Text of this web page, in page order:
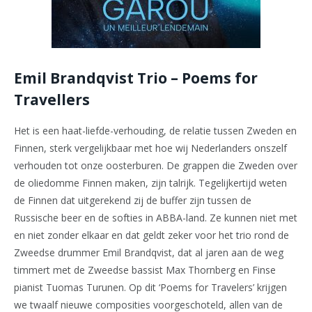
Emil Brandqvist Trio – Poems for
Travellers
Het is een haat-liefde-verhouding, de relatie tussen Zweden en
Finnen, sterk vergelijkbaar met hoe wij Nederlanders onszelf
verhouden tot onze oosterburen. De grappen die Zweden over
de oliedomme Finnen maken, zijn talrijk. Tegelijkertijd weten
de Finnen dat uitgerekend zij de buffer zijn tussen de
Russische beer en de softies in ABBA-land. Ze kunnen niet met
en niet zonder elkaar en dat geldt zeker voor het trio rond de
Zweedse drummer Emil Brandqvist, dat al jaren aan de weg
timmert met de Zweedse bassist Max Thornberg en Finse
pianist Tuomas Turunen. Op dit ‘Poems for Travelers’ krijgen
we twaalf nieuwe composities voorgeschoteld, allen van de